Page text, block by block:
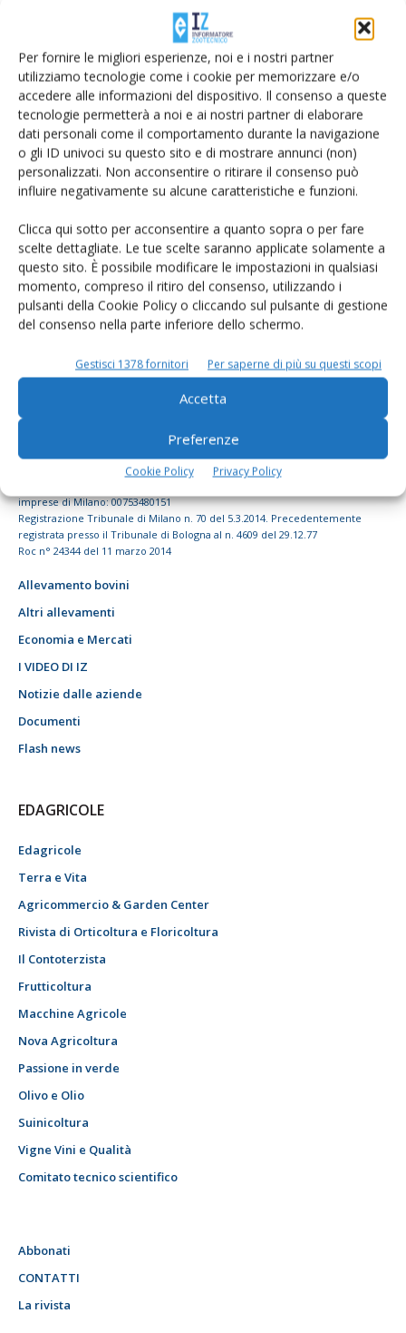
Per fornire le migliori esperienze, noi e i nostri partner
utilizziamo tecnologie come i cookie per memorizzare e/o
accedere alle informazioni del dispositivo. Il consenso a queste
tecnologie permetterà a noi e ai nostri partner di elaborare
dati personali come il comportamento durante la navigazione
o gli ID univoci su questo sito e di mostrare annunci (non)
personalizzati. Non acconsentire o ritirare il consenso può
influire negativamente su alcune caratteristiche e funzioni.
Clicca qui sotto per acconsentire a quanto sopra o per fare
scelte dettagliate. Le tue scelte saranno applicate solamente a
questo sito. È possibile modificare le impostazioni in qualsiasi
momento, compreso il ritiro del consenso, utilizzando i
pulsanti della Cookie Policy o cliccando sul pulsante di gestione
del consenso nella parte inferiore dello schermo.
Gestisci 1378 fornitori Per saperne di più su questi scopi
Accetta
Preferenze
Cookie Policy Privacy Policy
Rimani aggiornato sul mondo
dell’agricoltura
Iscriviti alle nostre newsletter
© Tecniche Nuove Spa. Tutti i diritti riservati. Sede legale Via Eritrea 21 -
imprese di Milano: 00753480151
Registrazione Tribunale di Milano n. 70 del 5.3.2014. Precedentemente
registrata presso il Tribunale di Bologna al n. 4609 del 29.12.77
Roc n° 24344 del 11 marzo 2014
Allevamento bovini
Altri allevamenti
Economia e Mercati
I VIDEO DI IZ
Notizie dalle aziende
Documenti
Flash news
EDAGRICOLE
Edagricole
Terra e Vita
Agricommercio & Garden Center
Rivista di Orticoltura e Floricoltura
Il Contoterzista
Frutticoltura
Macchine Agricole
Nova Agricoltura
Passione in verde
Olivo e Olio
Suinicoltura
Vigne Vini e Qualità
Comitato tecnico scientifico
Abbonati
CONTATTI
La rivista